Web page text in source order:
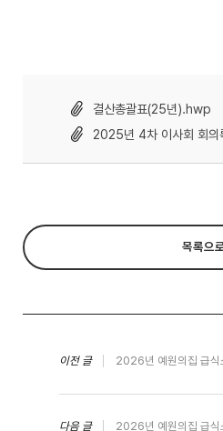
결산총괄표(25년).hwp
2025년 4차 이사회 회
목록으
이전 글 2026년 예원의집 급식
다음 글 2026년 예원의집 급식